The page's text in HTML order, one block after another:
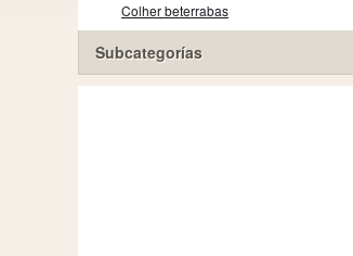
Colher beterrabas
Subcategorías